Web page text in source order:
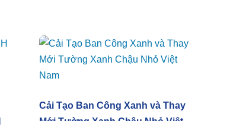
Cải Tạo Ban Công Xanh và Thay
Mới Tường Xanh Chậu Nhỏ Việt